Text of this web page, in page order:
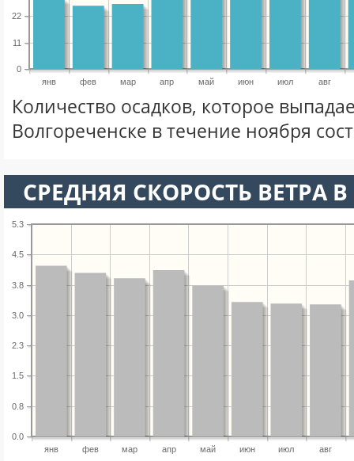
янв фев мар апр май июн июл авг
0
11
22
Количество осадков, которое
Волгореченске в течение ноября
СРЕДНЯЯ СКОРОСТЬ ВЕТРА
янв фев мар апр май июн июл авг
0.0
0.8
1.5
2.3
3.0
3.8
4.5
5.3